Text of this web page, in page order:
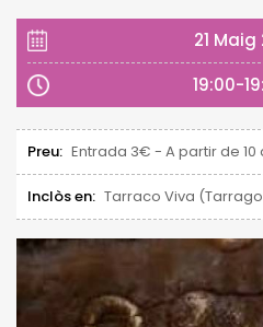
21 Maig
19:00-
Preu: Entrada 3€ - A partir de 10
Inclòs en: Tarraco Viva